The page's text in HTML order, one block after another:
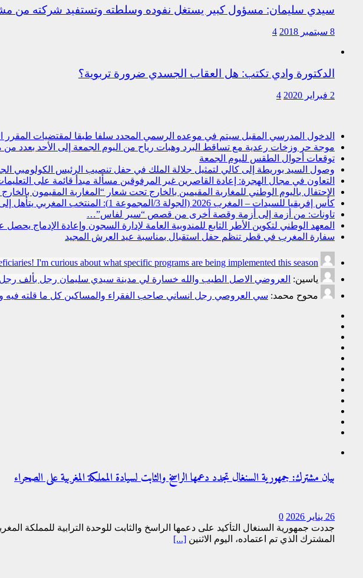
سيدي سليمان: مسؤول كبير يستغل نفوده وسلطته وتستفيد شركته من
8 سبتمبر 2018 4
الدكتورة وادي تكتب: هل العقاب الجسدي ضرورة تربوية؟
2 فبراير 2020 4
الدخول المدرسي المقبل سیتم في موعده الرسمي المحدد سلفا طبقا لمقتضیات المقرر
موجة حر وزخات رعدية مع تساقط البرد وهبات رياح من اليوم الجمعة إلى الأحد بعدد من
توقعات أحوال الطقس لليوم الجمعة
وصول السيد بوريطة إلى كالي لتمثيل جلالة الملك في حفل تنصيب الرئيس الكولومبي
التعاون في مجال الهجرة: إعادة القاصرين غير المرفوقين مسألة مبدأ قائمة على
الاحتفال باليوم الوطني للمغاربة المقيمين بالخارج تحت شعار “المغاربة المقيمون بالخارج
كأس إفريقيا للسيدات – المغرب 2026 (الجولة 3/المجموعة 1): المنتخب المغربي يتأهل إلى ربع النهائي عقب تعادله أمام نظيره السنغالي (0-0)
تاونات: من أزمة إلى أزمة وقصة أخرى من قصص “سير لفاس”…
المعهد الوطني لتكوين الأطر التابع للمندوبية العامة لإدارة السجون وإعادة الإدماج
سفارة المغرب في قطر تنظم حفل استقبال بمناسبة عيد العرش المجيد
I'm curious about what specific programs are being implemented this season.
ياسين: العروضي الاصل الطيب والله خسارة لي مدينة سيدي سليمان رجل بألف رجل
محوح محمد: سي العروصي رجل انساني صاحب الفقراء والمساكين كل ما قلته
بيان مشترك: جمهورية السنغال تجدد دعمها الراسخ والثابت لسيادة المملكة المغربية على الصحراء
26 يناير 2026
0
جددت جمهورية السنغال التأكيد على دعمها الراسخ والثابت للوحدة الترابية للمملكة
المشترك الذي تم اعتماده، اليوم الاثنين [...]